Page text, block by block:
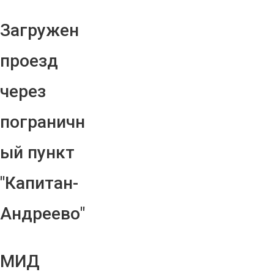
Загружен
проезд
через
пограничн
ый пункт
"Капитан-
Андреево"
МИД